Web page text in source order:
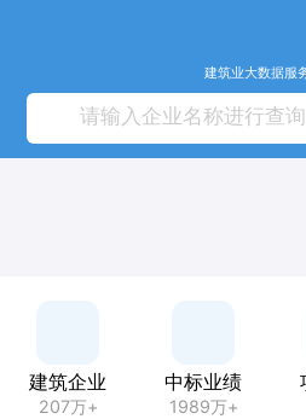
建筑业大数据服
建筑企业
207万+
中标业绩
1989万+